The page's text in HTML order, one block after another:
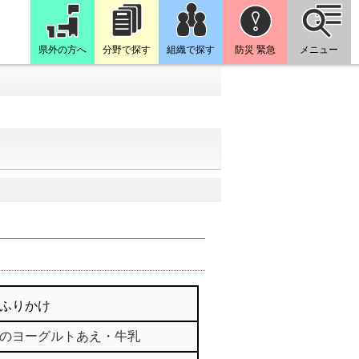
県外の方へ 分野で探す 組織で探す 防災 緊急 メニュー
りかけ
ヨーグルトあえ・牛乳